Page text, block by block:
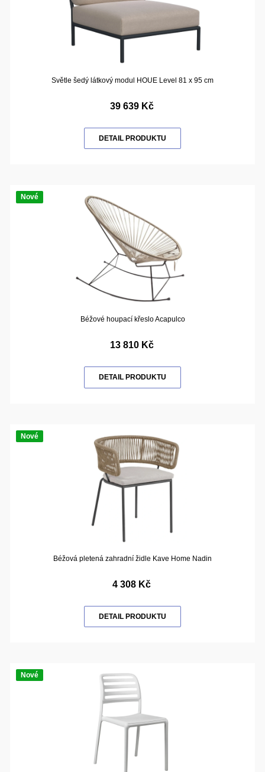
Světle šedý látkový modul HOUE Level 81 x 95 cm
39 639 Kč
DETAIL PRODUKTU
Nové
Béžové houpací křeslo Acapulco
13 810 Kč
DETAIL PRODUKTU
Nové
Béžová pletená zahradní židle Kave Home Nadin
4 308 Kč
DETAIL PRODUKTU
Nové